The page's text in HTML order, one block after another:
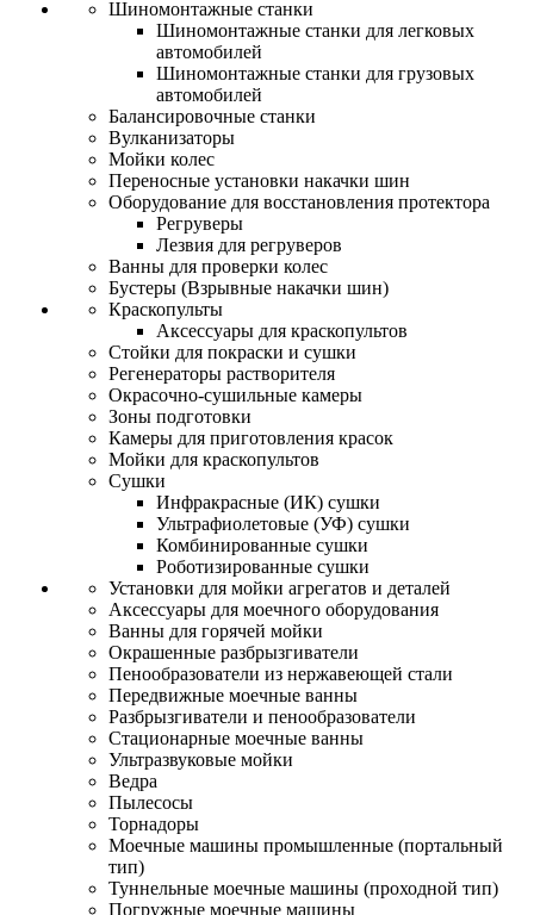
Шиномонтажные станки
Шиномонтажные станки для легковых
автомобилей
Шиномонтажные станки для грузовых
автомобилей
Балансировочные станки
Вулканизаторы
Мойки колес
Переносные установки накачки шин
Оборудование для восстановления протектора
Регруверы
Лезвия для регруверов
Ванны для проверки колес
Бустеры (Взрывные накачки шин)
Краскопульты
Аксессуары для краскопультов
Стойки для покраски и сушки
Регенераторы растворителя
Окрасочно-сушильные камеры
Зоны подготовки
Камеры для приготовления красок
Мойки для краскопультов
Сушки
Инфракрасные (ИК) сушки
Ультрафиолетовые (УФ) сушки
Комбинированные сушки
Роботизированные сушки
Установки для мойки агрегатов и деталей
Аксессуары для моечного оборудования
Ванны для горячей мойки
Окрашенные разбрызгиватели
Пенообразователи из нержавеющей стали
Передвижные моечные ванны
Разбрызгиватели и пенообразователи
Стационарные моечные ванны
Ультразвуковые мойки
Ведра
Пылесосы
Торнадоры
Моечные машины промышленные (портальный
тип)
Туннельные моечные машины (проходной тип)
Погружные моечные машины